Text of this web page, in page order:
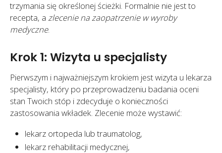
trzymania się określonej ścieżki. Formalnie nie jest to
recepta, a zlecenie na zaopatrzenie w wyroby
medyczne.
Krok 1: Wizyta u specjalisty
Pierwszym i najważniejszym krokiem jest wizyta u lekarza
specjalisty, który po przeprowadzeniu badania oceni
stan Twoich stóp i zdecyduje o konieczności
zastosowania wkładek. Zlecenie może wystawić:
lekarz ortopeda lub traumatolog,
lekarz rehabilitacji medycznej,